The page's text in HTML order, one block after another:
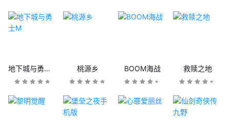
地下城与勇士M 桃源乡 BOOM海战 救赎之地